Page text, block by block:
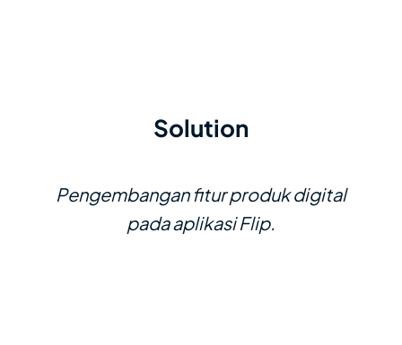
Solution
Pengembangan fitur produk digital
pada aplikasi Flip.